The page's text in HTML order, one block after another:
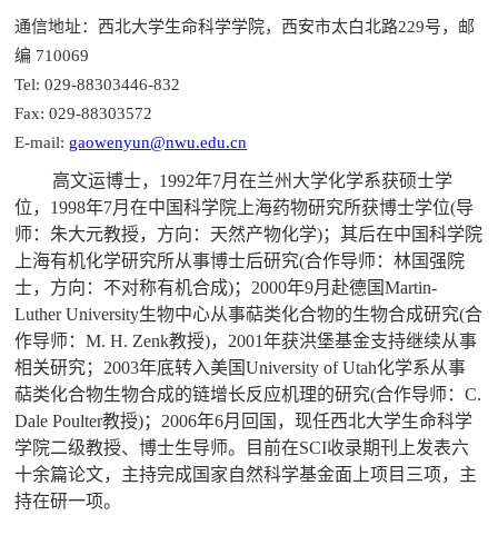
通信地址：西北大学生命科学学院，西安市太白北路229号， 邮
编 710069
Tel: 029-88303446-832
Fax: 029-88303572
E-mail: gaowenyun@nwu.edu.cn
高文运博士， 1992年7月在兰州大学化学系获硕士学
位， 1998年7月在中国科学院上海药物研究所获博士学位(导
师：朱大元教授，方向：天然产物化学)；其后在中国科学院
上海有机化学研究所从事博士后研究(合作导师：林国强院
士，方向：不对称有机合成)； 2000年9月赴德国Martin-
Luther University生物中心从事萜类化合物的生物合成研究(合
作导师：M. H. Zenk教授)， 2001年获洪堡基金支持继续从事
相关研究； 2003年底转入美国University of Utah化学系从事
萜类化合物生物合成的链增长反应机理的研究(合作导师：C.
Dale Poulter教授)； 2006年6月回国，现任西北大学生命科学
学院二级教授、博士生导师。目前在SCI收录期刊上发表六
十余篇论文， 主持完成国家自然科学基金面上项目三项，主
持在研一项。